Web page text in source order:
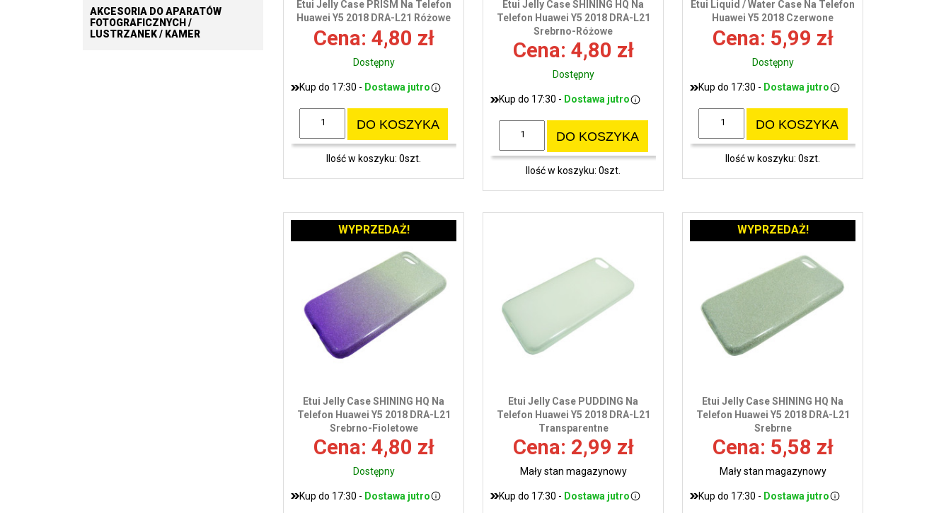
AKCESORIA DO APARATÓW
FOTOGRAFICZNYCH /
LUSTRZANEK / KAMER
Etui Jelly Case PRISM Na Telefon
Huawei Y5 2018 DRA-L21 Różowe
Cena: 4,80 zł
Dostępny
Kup do 17:30 - Dostawa jutro
DO KOSZYKA
Ilość w koszyku: 0szt.
Etui Jelly Case SHINING HQ Na
Telefon Huawei Y5 2018 DRA-L21
Srebrno-Różowe
Cena: 4,80 zł
Dostępny
Kup do 17:30 - Dostawa jutro
DO KOSZYKA
Ilość w koszyku: 0szt.
Etui Liquid / Water Case Na Telefon
Huawei Y5 2018 Czerwone
Cena: 5,99 zł
Dostępny
Kup do 17:30 - Dostawa jutro
DO KOSZYKA
Ilość w koszyku: 0szt.
Etui Jelly Case SHINING HQ Na
Telefon Huawei Y5 2018 DRA-L21
Srebrno-Fioletowe
Cena: 4,80 zł
Dostępny
Kup do 17:30 - Dostawa jutro
WYPRZEDAŻ!
Etui Jelly Case PUDDING Na
Telefon Huawei Y5 2018 DRA-L21
Transparentne
Cena: 2,99 zł
Mały stan magazynowy
Kup do 17:30 - Dostawa jutro
Etui Jelly Case SHINING HQ Na
Telefon Huawei Y5 2018 DRA-L21
Srebrne
Cena: 5,58 zł
Mały stan magazynowy
Kup do 17:30 - Dostawa jutro
WYPRZEDAŻ!